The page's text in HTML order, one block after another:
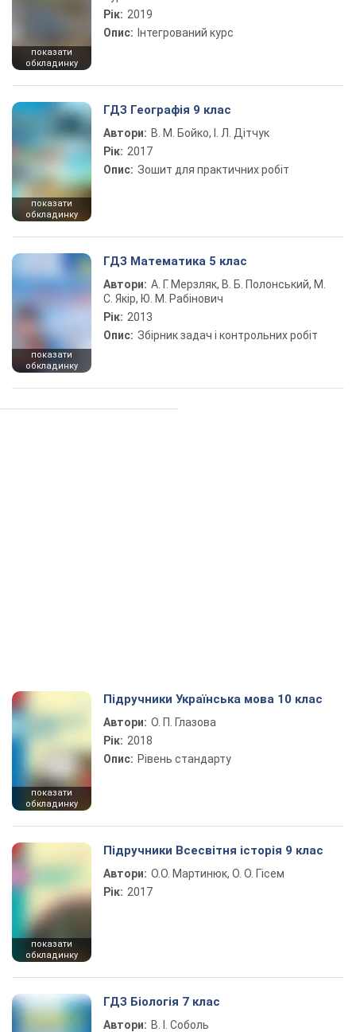
показати
обкладинку
Рік: 2019
Опис: Інтегрований курс
показати
обкладинку
ГДЗ Географія 9 клас
Автори: В. М. Бойко, І. Л. Дітчук
Рік: 2017
Опис: Зошит для практичних робіт
показати
обкладинку
ГДЗ Математика 5 клас
Автори: А. Г. Мерзляк, В. Б. Полонський, М.
С. Якір, Ю. М. Рабінович
Рік: 2013
Опис: Збірник задач і контрольних робіт
показати
обкладинку
Підручники Українська мова 10 клас
Автори: О. П. Глазова
Рік: 2018
Опис: Рівень стандарту
показати
обкладинку
Підручники Всесвітня історія 9 клас
Автори: О.О. Мартинюк, О. О. Гісем
Рік: 2017
ГДЗ Біологія 7 клас
Автори: В. І. Соболь